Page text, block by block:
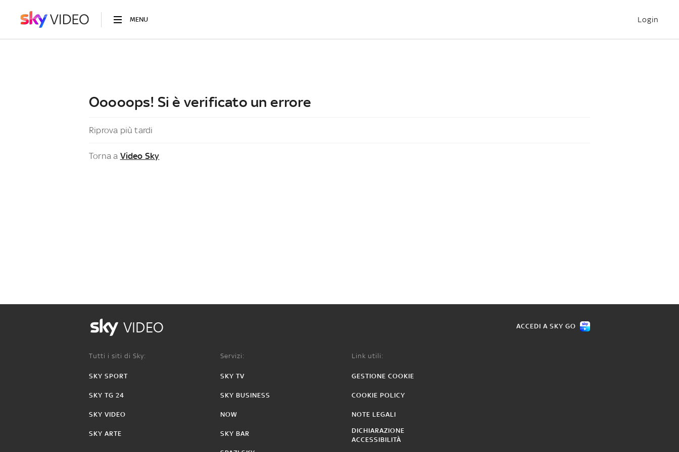
MENU Login
Ooooops! Si è verificato un errore
Riprova più tardi
Torna a Video Sky
VIDEO ACCEDI A SKY GO
Tutti i siti di Sky:
SKY SPORT
SKY TG 24
SKY VIDEO
SKY ARTE
Servizi:
SKY TV
SKY BUSINESS
NOW
SKY BAR
Link utili:
GESTIONE COOKIE
COOKIE POLICY
NOTE LEGALI
DICHIARAZIONE
ACCESSIBILITÀ